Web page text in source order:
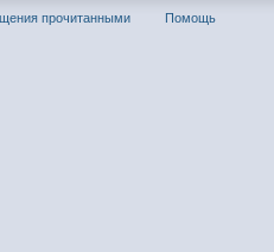
прочитанными Помощь